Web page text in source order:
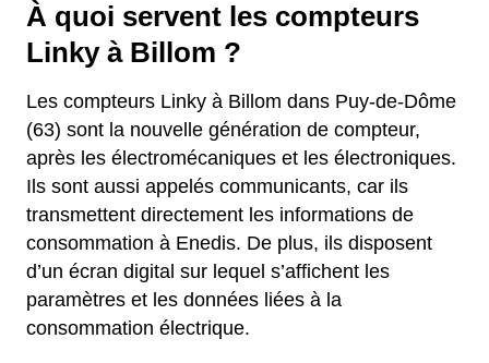
À quoi servent les compteurs
Linky à Billom ?
Les compteurs Linky à Billom dans Puy-de-Dôme
(63) sont la nouvelle génération de compteur,
après les électromécaniques et les électroniques.
Ils sont aussi appelés communicants, car ils
transmettent directement les informations de
consommation à Enedis. De plus, ils disposent
d’un écran digital sur lequel s’affichent les
paramètres et les données liées à la
consommation électrique.